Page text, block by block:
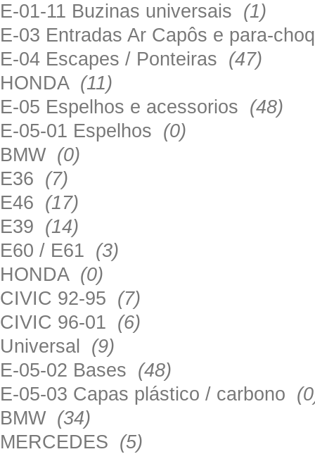
E-01-11 Buzinas universais (1)
E-03 Entradas Ar Capôs e para-
E-04 Escapes / Ponteiras (47)
HONDA (11)
E-05 Espelhos e acessorios (48)
E-05-01 Espelhos (0)
BMW (0)
E36 (7)
E46 (17)
E39 (14)
E60 / E61 (3)
HONDA (0)
CIVIC 92-95 (7)
CIVIC 96-01 (6)
Universal (9)
E-05-02 Bases (48)
E-05-03 Capas plástico / carbono
BMW (34)
MERCEDES (5)